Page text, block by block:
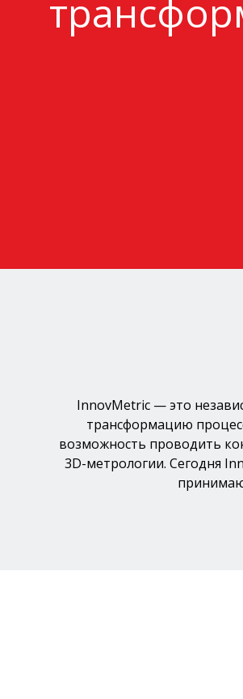
InnovMetric — это
трансформацию
возможность проводить
3D-метрологии. Сегодня